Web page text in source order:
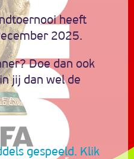
heeft
2025.
Doe dan ook
jij dan wel de
gespeeld. Klik